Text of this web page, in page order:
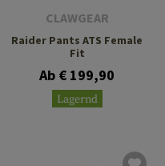
CLAWGEAR
Raider Pants ATS Female
Fit
Ab € 199,90
Lagernd